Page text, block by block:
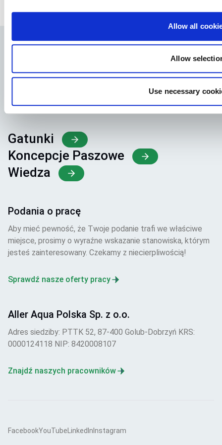
Allow all
Allow
Use necessary
Gatunki
Koncepcje Paszowe
Wiedza
Podania o pracę
Aby mieć pewność, że Twoje podanie trafi we właściwe
miejsce, prosimy o wyraźne wskazanie stanowiska, którym
jesteś zainteresowany. Czekamy z niecierpliwością!
Sprawdź nasze oferty pracy
Aller Aqua Polska Sp. z o.o.
Adres siedziby: PTTK 52, 87-400 Golub-Dobrzyń KRS:
0000124118 NIP: 8420008107
Znajdź naszych pracowników
FacebookYouTubeLinkedIn Instagram